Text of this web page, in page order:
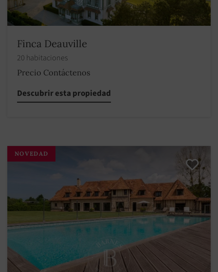
Finca Deauville
20 habitaciones
Precio Contáctenos
Descubrir esta propiedad
NOVEDAD